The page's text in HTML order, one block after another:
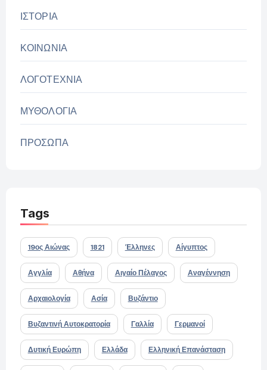
ΙΣΤΟΡΙΑ
ΚΟΙΝΩΝΙΑ
ΛΟΓΟΤΕΧΝΙΑ
ΜΥΘΟΛΟΓΙΑ
ΠΡΟΣΩΠΑ
Tags
19ος Αιώνας 1821 Έλληνες Αίγυπτος
Αγγλία Αθήνα Αιγαίο Πέλαγος Αναγέννηση
Αρχαιολογία Ασία Βυζάντιο
Βυζαντινή Αυτοκρατορία Γαλλία Γερμανοί
Δυτική Ευρώπη Ελλάδα Ελληνική Επανάσταση